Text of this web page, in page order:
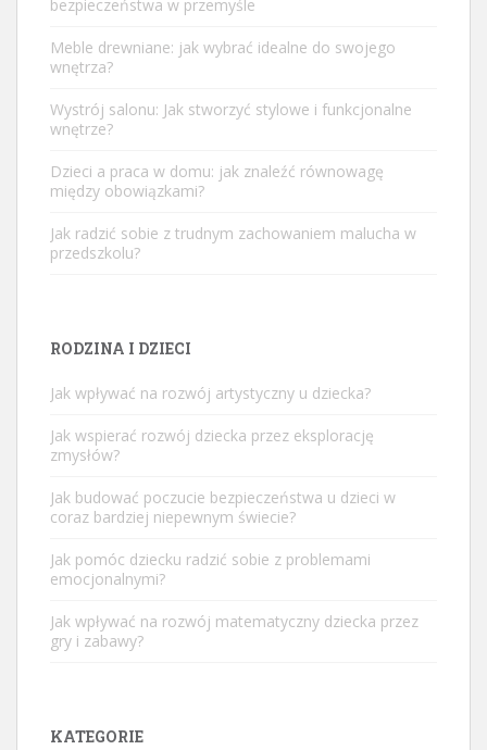
bezpieczeństwa w przemyśle
Meble drewniane: jak wybrać idealne do swojego
wnętrza?
Wystrój salonu: Jak stworzyć stylowe i funkcjonalne
wnętrze?
Dzieci a praca w domu: jak znaleźć równowagę
między obowiązkami?
Jak radzić sobie z trudnym zachowaniem malucha w
przedszkolu?
RODZINA I DZIECI
Jak wpływać na rozwój artystyczny u dziecka?
Jak wspierać rozwój dziecka przez eksplorację
zmysłów?
Jak budować poczucie bezpieczeństwa u dzieci w
coraz bardziej niepewnym świecie?
Jak pomóc dziecku radzić sobie z problemami
emocjonalnymi?
Jak wpływać na rozwój matematyczny dziecka przez
gry i zabawy?
KATEGORIE